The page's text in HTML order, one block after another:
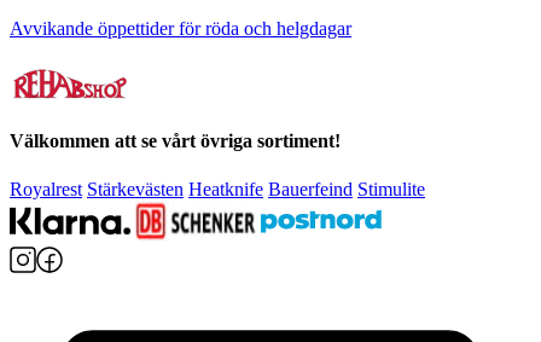
Avvikande öppettider för röda och helgdagar
Välkommen att se vårt övriga sortiment!
Royalrest Stärkevästen Heatknife Bauerfeind Stimulite